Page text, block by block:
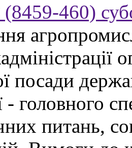
460)
посади
- головного
питань,